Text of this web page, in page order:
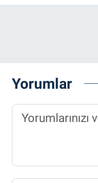
Yorumlar